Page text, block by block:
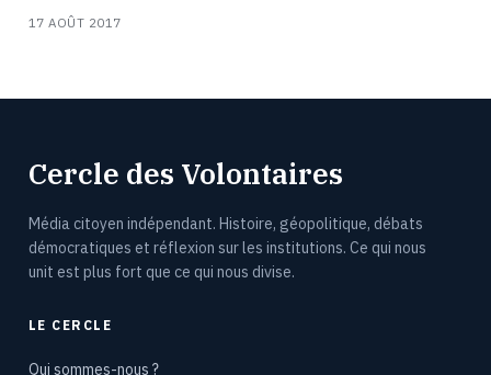
17 AOÛT 2017
Cercle des Volontaires
Média citoyen indépendant. Histoire, géopolitique, débats
démocratiques et réflexion sur les institutions. Ce qui nous
unit est plus fort que ce qui nous divise.
LE CERCLE
Qui sommes-nous ?